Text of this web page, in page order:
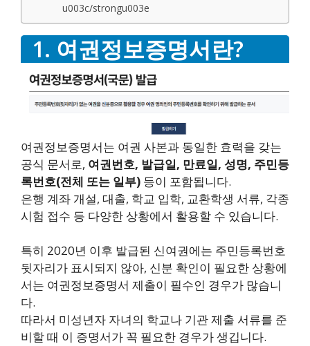
u003c/strongu003e
1. 여권정보증명서란?
여권정보증명서는 여권 사본과 동일한 효력을 갖는
공식 문서로, 여권번호, 발급일, 만료일, 성명, 주민등
록번호(전체 또는 일부) 등이 포함됩니다.
은행 계좌 개설, 대출, 학교 입학, 교환학생 서류, 각종
시험 접수 등 다양한 상황에서 활용할 수 있습니다.
특히 2020년 이후 발급된 신여권에는 주민등록번호
뒷자리가 표시되지 않아, 신분 확인이 필요한 상황에
서는 여권정보증명서 제출이 필수인 경우가 많습니
다.
따라서 미성년자 자녀의 학교나 기관 제출 서류를 준
비할 때 이 증명서가 꼭 필요한 경우가 생깁니다.